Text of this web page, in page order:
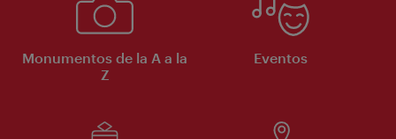
Monumentos de la A a la
Z
Eventos